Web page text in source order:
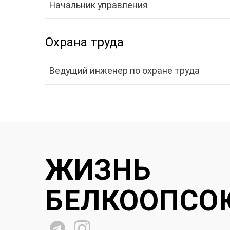
Начальник управления
Охрана труда
Ведущий инженер по охране труда
ЖИЗНЬ